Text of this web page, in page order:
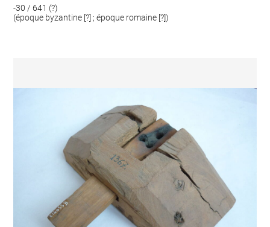
-30 / 641 (?)
(époque byzantine [?] ; époque romaine [?])